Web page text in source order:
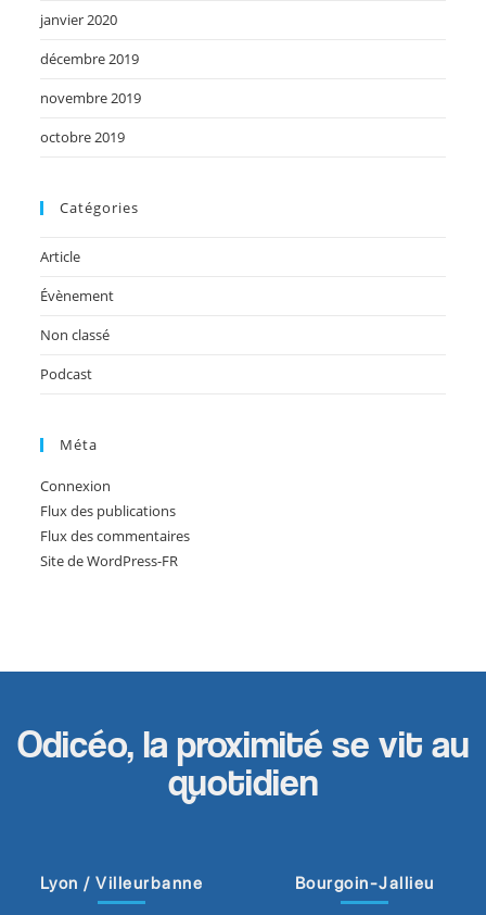
janvier 2020
décembre 2019
novembre 2019
octobre 2019
Catégories
Article
Évènement
Non classé
Podcast
Méta
Connexion
Flux des publications
Flux des commentaires
Site de WordPress-FR
Odicéo, la proximité se vit au
quotidien
Lyon / Villeurbanne Bourgoin-Jallieu